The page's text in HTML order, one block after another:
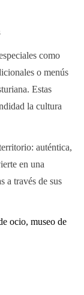
como
o menús
Estas
la cultura
auténtica,
en una
a través de sus
ocio, museo de